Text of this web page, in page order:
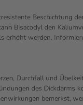
Beschichtung
Bisacodyl den
erhöht werden.
Durchfall und
des Dickdarms
bemerkst,